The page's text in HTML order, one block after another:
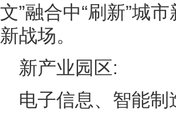
文”融合中“刷新”城
新战场。
新产业园区:
电子信息、智能